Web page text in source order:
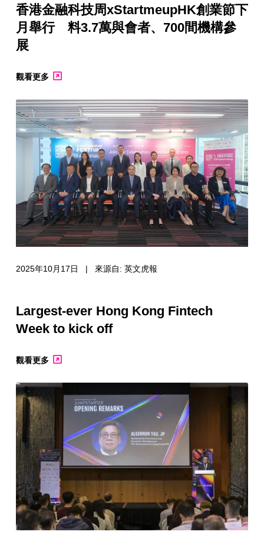
香港金融科技周xStartmeupHK創業節下
月舉行 料3.7萬與會者、700間機構參
展
觀看更多
2025年10月17日 | 來源自: 英文虎報
Largest-ever Hong Kong Fintech
Week to kick off
觀看更多